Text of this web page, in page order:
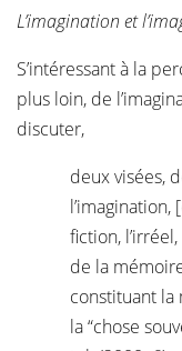
L’imagination et
S’intéressant à la
plus loin, de
discuter,
deux visées,
fiction,
de la
constituant
la “chose